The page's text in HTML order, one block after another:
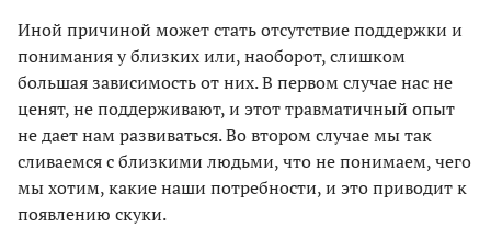
Иной причиной может стать отсутствие поддержки и
понимания у близких или, наоборот, слишком
большая зависимость от них. В первом случае нас не
ценят, не поддерживают, и этот травматичный опыт
не дает нам развиваться. Во втором случае мы так
сливаемся с близкими людьми, что не понимаем, чего
мы хотим, какие наши потребности, и это приводит к
появлению скуки.